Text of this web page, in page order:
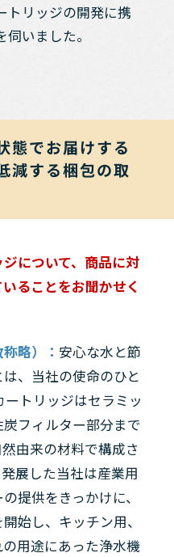
トリッジの開発に携
いました。
態でお届けする
減する梱包の取
について、商品に対
ることをお聞かせく
略）： 安心な水と節
、当社の使命のひと
トリッジはセラミッ
フィルター部分まで
由来の材料で構成さ
展した当社は産業用
提供をきっかけに、
始し、キッチン用、
用途にあった浄水機